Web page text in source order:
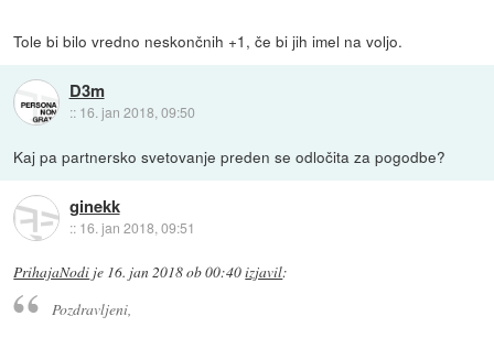
Tole bi bilo vredno neskončnih +1, če bi jih imel na voljo.
D3m
:: 16. jan 2018, 09:50
Kaj pa partnersko svetovanje preden se odločita za pogodbe?
ginekk
:: 16. jan 2018, 09:51
PrihajaNodi je 16. jan 2018 ob 00:40izjavil:
Pozdravljeni,